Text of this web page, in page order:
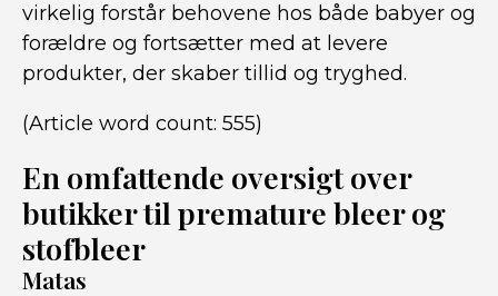
virkelig forstår behovene hos både babyer og
forældre og fortsætter med at levere
produkter, der skaber tillid og tryghed.
(Article word count: 555)
En omfattende oversigt over
butikker til premature bleer og
stofbleer
Matas